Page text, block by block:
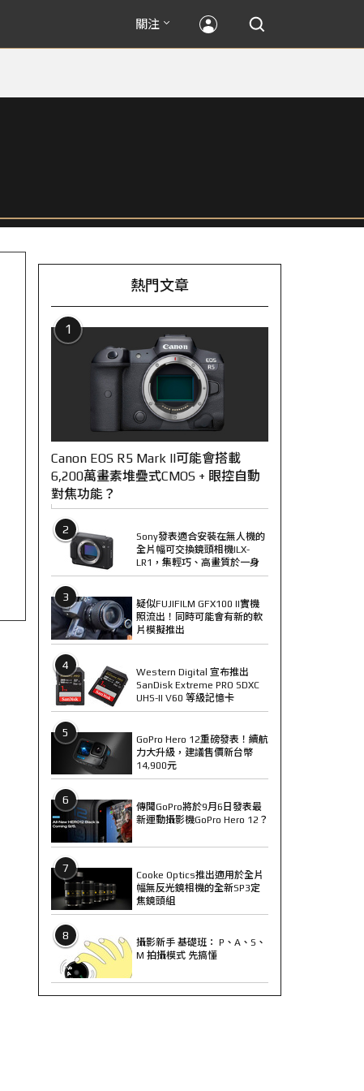
關注
熱門文章
1
Canon EOS R5 Mark II可能會搭載
6,200萬畫素堆疊式CMOS + 眼控自動
對焦功能？
2
Sony發表適合安裝在無人機的
全片幅可交換鏡頭相機ILX-
LR1，集輕巧、高畫質於一身
3
疑似FUJIFILM GFX100 II實機
照流出！同時可能會有新的軟
片模擬推出
4
Western Digital 宣布推出
SanDisk Extreme PRO SDXC
UHS-II V60 等級記憶卡
5
GoPro Hero 12重磅發表！續航
力大升級，建議售價新台幣
14,900元
6
傳聞GoPro將於9月6日發表最
新運動攝影機GoPro Hero 12？
7
Cooke Optics推出適用於全片
幅無反光鏡相機的全新SP3定
焦鏡頭組
8
攝影新手 基礎班： P、A、S、
M 拍攝模式 先搞懂